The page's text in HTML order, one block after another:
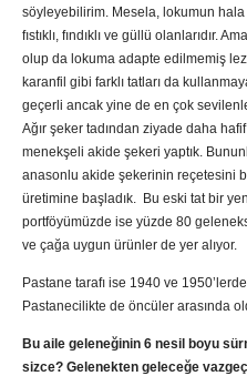
söyleyebilirim. Mesela, lokumun
fıstıklı, fındıklı ve güllü olanlarıdır.
olup da lokuma adapte edilmemiş
karanfil gibi farklı tatları da
geçerli ancak yine de en çok
Ağır şeker tadından ziyade daha
menekşeli akide şekeri yaptık.
anasonlu akide şekerinin reçetesini
üretimine başladık. Bu eski tat bir
portföyümüzde ise yüzde 80
ve çağa uygun ürünler de yer alıyor.
Pastane tarafı ise 1940 ve
Pastanecilikte de öncüler arasında
Bu aile geleneğinin 6 nesil boyu
sizce? Gelenekten geleceğe